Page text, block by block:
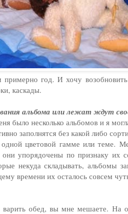
примерно год. И хочу
каскады.
альбома или лежат ждут
было несколько альбомов и я
заполнятся без какой либо
цветовой гамме или теме.
упорядочены по признаку их
некуда складывать, альбомы
времени их осталось совсем
обед, вы мне мешаете. На